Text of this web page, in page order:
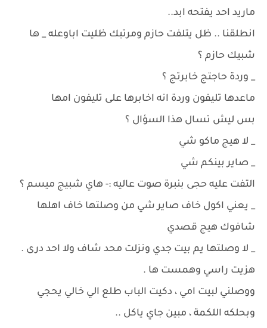
ماريد احد يفتحه ابد..
انطلقنا .. ظل يتلفت حازم ومرتبك ظليت اباوعله _ ها
شبيك حازم ؟
_ وردة حاجتج خابرتج ؟
ماعدها تليفون وردة انه اخابرها على تليفون امها
بس ليش تسال هذا السؤال ؟
_ لا هيج ماكو شي
_ صاير بينكم شي
التفت عليه حجى بنبرة صوت عاليه :- هاي شبيج ميسم ؟
_ يعني اكول خاف صاير شي من وصلتها خاف اهلها
شافوك هيج قصدي
_ لا وصلتها يم بيت جدي ونزلت محد شاف ولا احد درى .
هزيت راسي وهمست ها .
ووصلني لبيت امي ، دكيت الباب طلع الي خالي يحجي
وبحلكه اللكمة ، مبين جاي ياكل ..